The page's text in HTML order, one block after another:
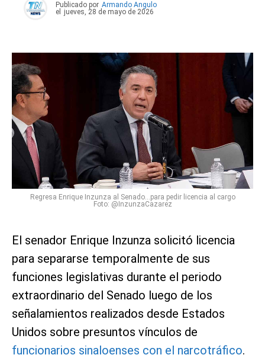
Publicado por Armando Angulo
el
jueves, 28 de mayo de 2026
Regresa Enrique Inzunza al Senado...para pedir licencia al cargo
Foto: @InzunzaCazarez
El senador Enrique Inzunza solicitó licencia
para separarse temporalmente de sus
funciones legislativas durante el periodo
extraordinario del Senado luego de los
señalamientos realizados desde Estados
Unidos sobre presuntos vínculos de
funcionarios sinaloenses con el narcotráfico.